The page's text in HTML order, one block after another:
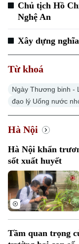
Chủ tịch Hồ
Nghệ An
Xây dựng
Từ khoá
Ngày Thương binh -
đạo lý Uống nước
Hà Nội
Hà Nội khẩn
sốt xuất huyết
Tầm quan trọng